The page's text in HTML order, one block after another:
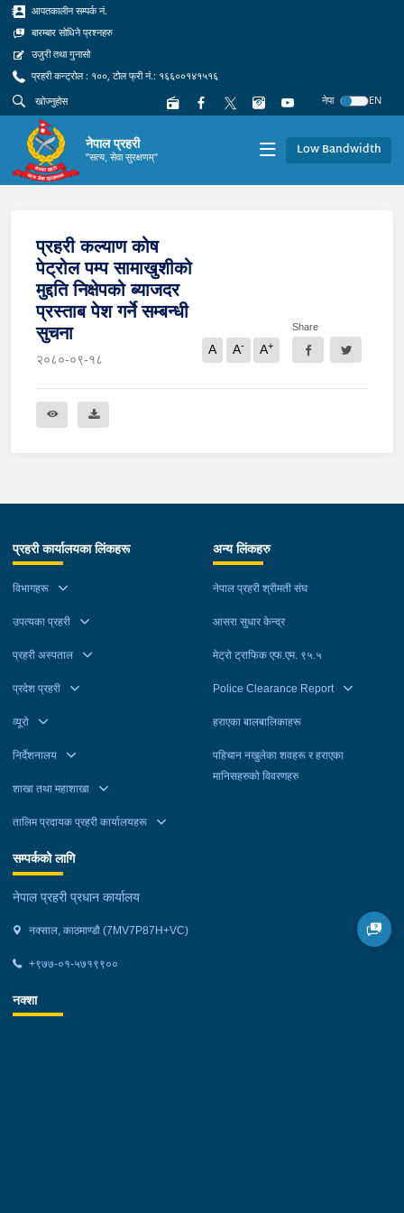
आपतकालीन सम्पर्क नं.
बारम्बार सोधिने प्रश्नहरु
उजुरी तथा गुनासो
प्रहरी कन्ट्रोल : १००, टोल फ्री नं.: १६६००१४१५१६
नेपा
EN
नेपाल प्रहरी
"सत्य, सेवा सुरक्षणम्" Low Bandwidth
प्रहरी कल्याण कोष
पेट्रोल पम्प सामाखुशीको
मुद्दति निक्षेपको ब्याजदर
प्रस्ताब पेश गर्ने सम्बन्धी
सुचना
२०८०-०९-१८
A A- A+
Share
प्रहरी कार्यालयका लिंकहरू
विभागहरू
उपत्यका प्रहरी
प्रहरी अस्पताल
प्रदेश प्रहरी
व्यूरो
निर्देशनालय
शाखा तथा महाशाखा
तालिम प्रदायक प्रहरी कार्यालयहरू
अन्य लिंकहरु
नेपाल प्रहरी श्रीमती संघ
आसरा सुधार केन्द्र
मेट्रो ट्राफिक एफ.एम. ९५.५
Police Clearance Report
हराएका बालबालिकाहरू
पहिचान नखुलेका शवहरू र हराएका
मानिसहरुको विवरणहरु
सम्पर्कको लागि
नेपाल प्रहरी प्रधान कार्यालय
नक्साल, काठमाण्डौ (7MV7P87H+VC)
+९७७-०१-५७१९९००
नक्शा